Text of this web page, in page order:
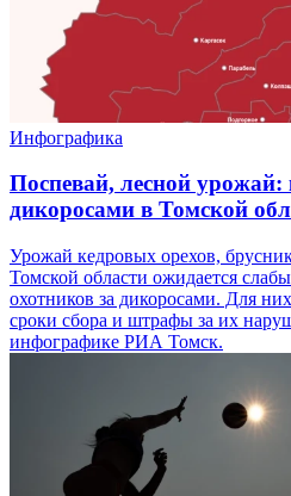
Инфографика
Поспевай, лесной урожай:
дикоросами в Томской
Урожай кедровых орехов,
Томской области ожидается
охотников за дикоросами. Для
сроки сбора и штрафы за их
инфографике РИА Томск.